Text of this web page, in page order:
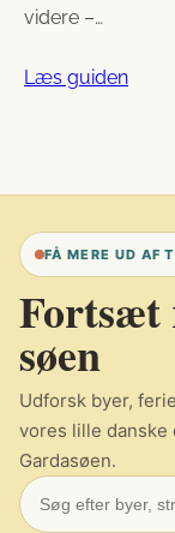
videre –…
Læs guiden
FÅ MERE UD AF
Fortsæt
søen
Udforsk byer,
vores lille
Gardasøen.